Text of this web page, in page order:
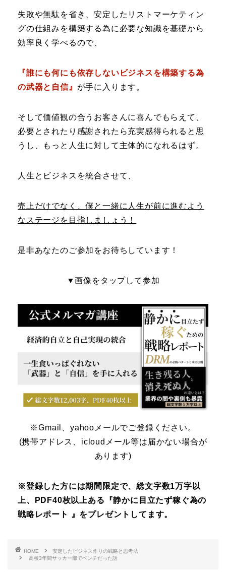
失敗や無駄を省き、安定したリストマーケティン
グの仕組みを構築する為に必要な知識を基礎から
効率良く学べるので、
『誰にも何にも依存しないビジネスを構築する為
の武器と自信』 が手に入ります。
そして価値観の合うお客さんに喜んでもらえて、
必要とされたり感謝されたら充実感得られると思
うし、もっと人生に対して主体的になれるはず。
人生とビジネスを統合させて、
売上だけでなく、僕と一緒に人生が前に進むよう
なステージを目指しましょう！
是非あなたのご参加をお待ちしています！
▼画像をタップして参加
※Gmail、yahooメールでご登録ください。
(携帯アドレス、icloudメール等は届かない場合が
あります)
※登録した方には期間限定で、総文字数1万字以
上、PDF40枚以上ある『静かに目立たず稼ぐ為の
戦略レポート 』をプレゼントしてます。
HOME
安定したビジネス作りの戦略と思考法
高校3年間サッカー部でベンチだった話